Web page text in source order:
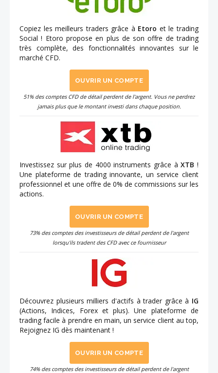
Copiez les meilleurs traders grâce à Etoro et le trading
Social ! Etoro propose en plus de son offre de trading
très complète, des fonctionnalités innovantes sur le
marché CFD.
OUVRIR UN COMPTE
51% des comptes CFD de détail perdent de l'argent. Vous ne perdrez
jamais plus que le montant investi dans chaque position.
Investissez sur plus de 4000 instruments grâce àXTB !
Une plateforme de trading innovante, un service client
professionnel et une offre de 0% de commissions sur les
actions.
OUVRIR UN COMPTE
73% des comptes des investisseurs de détail perdent de l'argent
lorsqu'ils tradent des CFD avec ce fournisseur
Découvrez plusieurs milliers d'actifs à trader grâce à IG
(Actions, Indices, Forex et plus). Une plateforme de
trading facile à prendre en main, un service client au top,
Rejoignez IG dès maintenant !
OUVRIR UN COMPTE
74% des comptes des investisseurs de détail perdent de l'argent